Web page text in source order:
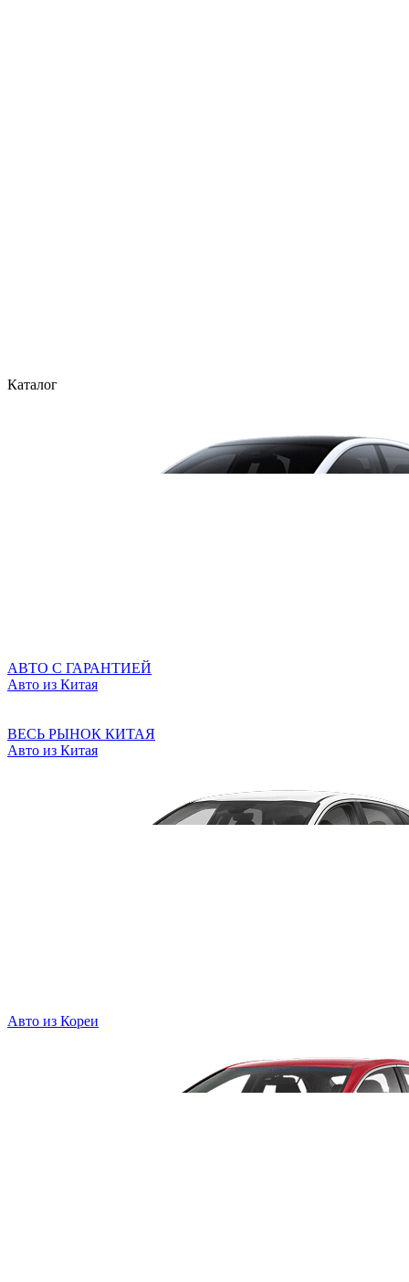
Каталог
АВТО С ГАРАНТИЕЙ
Авто из Китая
ВЕСЬ РЫНОК КИТАЯ
Авто из Китая
Авто из Кореи